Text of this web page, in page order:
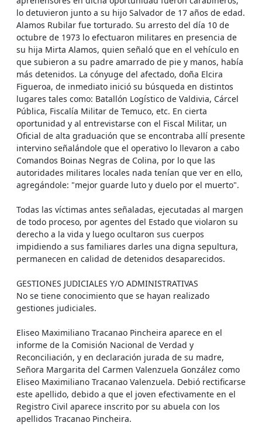
lo detuvieron junto a su hijo Salvador de 17 años de edad.
Alamos Rubilar fue torturado. Su arresto del día 10 de
octubre de 1973 lo efectuaron militares en presencia de
su hija Mirta Alamos, quien señaló que en el vehículo en
que subieron a su padre amarrado de pie y manos, había
más detenidos. La cónyuge del afectado, doña Elcira
Figueroa, de inmediato inició su búsqueda en distintos
lugares tales como: Batallón Logístico de Valdivia, Cárcel
Pública, Fiscalía Militar de Temuco, etc. En cierta
oportunidad y al entrevistarse con el Fiscal Militar, un
Oficial de alta graduación que se encontraba allí presente
intervino señalándole que el operativo lo llevaron a cabo
Comandos Boinas Negras de Colina, por lo que las
autoridades militares locales nada tenían que ver en ello,
agregándole: "mejor guarde luto y duelo por el muerto".
Todas las víctimas antes señaladas, ejecutadas al margen
de todo proceso, por agentes del Estado que violaron su
derecho a la vida y luego ocultaron sus cuerpos
impidiendo a sus familiares darles una digna sepultura,
permanecen en calidad de detenidos desaparecidos.
GESTIONES JUDICIALES Y/O ADMINISTRATIVAS
No se tiene conocimiento que se hayan realizado
gestiones judiciales.
Eliseo Maximiliano Tracanao Pincheira aparece en el
informe de la Comisión Nacional de Verdad y
Reconciliación, y en declaración jurada de su madre,
Señora Margarita del Carmen Valenzuela González como
Eliseo Maximiliano Tracanao Valenzuela. Debió rectificarse
este apellido, debido a que el joven efectivamente en el
Registro Civil aparece inscrito por su abuela con los
apellidos Tracanao Pincheira.